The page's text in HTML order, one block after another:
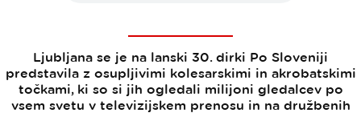
Ljubljana se je na lanski 30. dirki Po Sloveniji
predstavila z osupljivimi kolesarskimi in akrobatskimi
točkami, ki so si jih ogledali milijoni gledalcev po
vsem svetu v televizijskem prenosu in na družbenih